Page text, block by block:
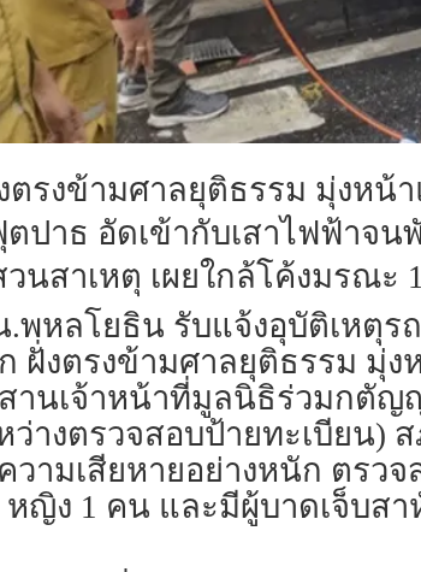
รงข้ามศาลยุติธรรม มุ่งหน้
ปาธ อัดเข้ากับเสาไฟฟ้าจน
นสาเหตุ เผยใกล้โค้งมรณะ
.พหลโยธิน รับแจ้งอุบัติเหตุ
ฝั่งตรงข้ามศาลยุติธรรม มุ่
านเจ้าหน้าที่มูลนิธิร่วมกตัญ
างตรวจสอบป้ายทะเบียน)
ามเสียหายอย่างหนัก ตรวจ
ญิง 1 คน และมีผู้บาดเจ็บส